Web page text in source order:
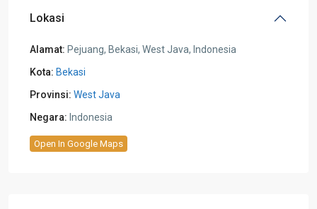
Lokasi
Alamat: Pejuang, Bekasi, West Java, Indonesia
Kota: Bekasi
Provinsi: West Java
Negara: Indonesia
Open In Google Maps